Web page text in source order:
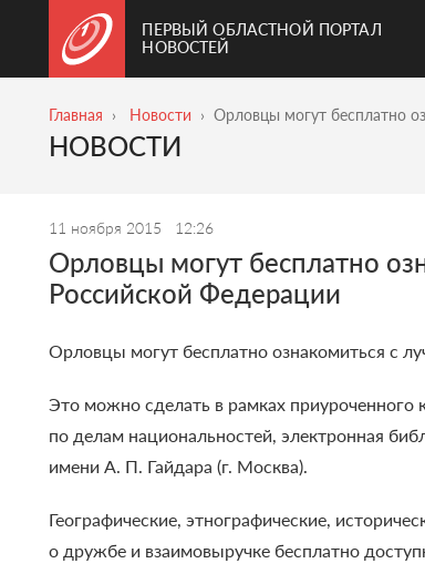
ПЕРВЫЙ ОБЛАСТНОЙ ПОРТАЛ
НОВОСТЕЙ
Главная Новости Орловцы могут бесплатно
НОВОСТИ
11 ноября 2015 12:26
Орловцы могут бесплатно
Российской Федерации
Орловцы могут бесплатно ознакомиться с
Это можно сделать в рамках приуроченного
по делам национальностей, электронная
имени А. П. Гайдара (г. Москва).
Географические, этнографические,
о дружбе и взаимовыручке бесплатно